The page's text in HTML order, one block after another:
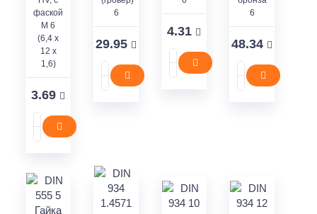
фаской
М 6
(6,4 x
12 x
1,6)
3.69
6
29.95
4.31
6
48.34